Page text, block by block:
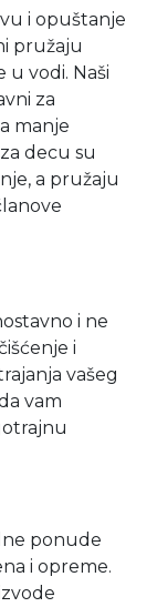
i opuštanje
pružaju
u vodi. Naši
za
manje
decu su
a pružaju
i ne
i
vašeg
vam
ponude
i opreme.